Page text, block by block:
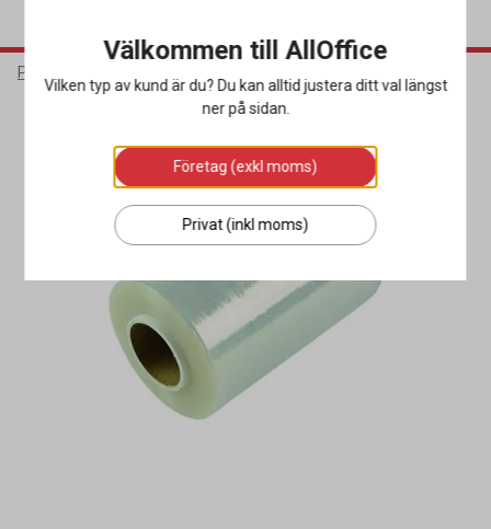
Packa & Skicka
Välkommen till AllOffice
Vilken typ av kund är du? Du kan alltid justera ditt val längst
ner på sidan.
Företag (exkl moms)
Privat (inkl moms)